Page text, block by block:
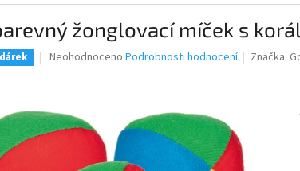
žonglovací míček s
Průměrné
0,0
z
hvězdiček.
Neohodnoceno Podrobnosti hodnocení Značka: